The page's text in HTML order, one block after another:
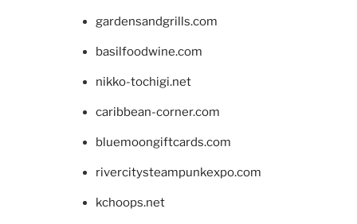
gardensandgrills.com
basilfoodwine.com
nikko-tochigi.net
caribbean-corner.com
bluemoongiftcards.com
rivercitysteampunkexpo.com
kchoops.net